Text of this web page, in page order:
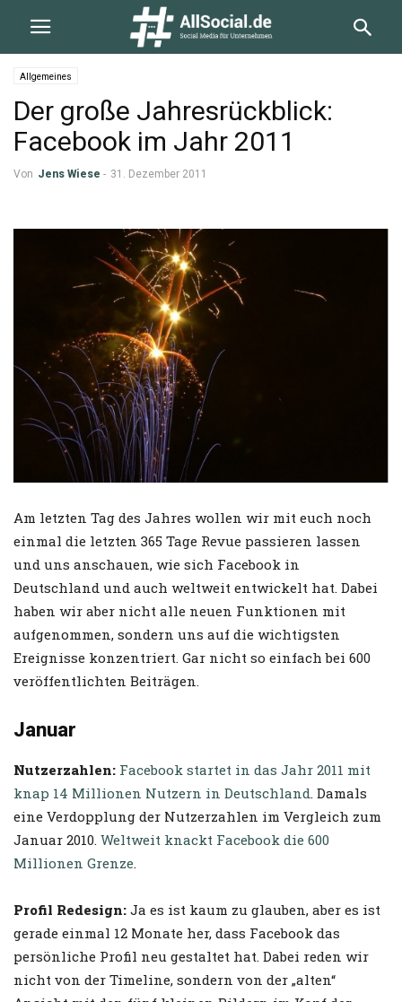
Allgemeines
Der große Jahresrückblick:
Facebook im Jahr 2011
Von Jens Wiese - 31. Dezember 2011
Am letzten Tag des Jahres wollen wir mit euch noch
einmal die letzten 365 Tage Revue passieren lassen
und uns anschauen, wie sich Facebook in
Deutschland und auch weltweit entwickelt hat. Dabei
haben wir aber nicht alle neuen Funktionen mit
aufgenommen, sondern uns auf die wichtigsten
Ereignisse konzentriert. Gar nicht so einfach bei 600
veröffentlichten Beiträgen.
Januar
Nutzerzahlen: Facebook startet in das Jahr 2011 mit
knap 14 Millionen Nutzern in Deutschland. Damals
eine Verdopplung der Nutzerzahlen im Vergleich zum
Januar 2010. Weltweit knackt Facebook die 600
Millionen Grenze.
Profil Redesign: Ja es ist kaum zu glauben, aber es ist
gerade einmal 12 Monate her, dass Facebook das
persönliche Profil neu gestaltet hat. Dabei reden wir
nicht von der Timeline, sondern von der „alten“